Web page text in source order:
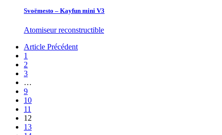
Svoëmesto – Kayfun mini V3
Atomiseur reconstructible
Article Précédent
1
2
3
…
9
10
11
12
13